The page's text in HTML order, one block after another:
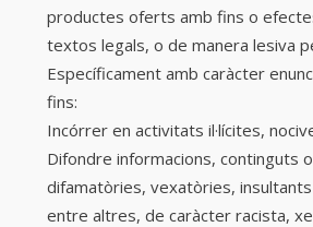
productes oferts amb fins o
textos legals, o de manera lesiva
Específicament amb caràcter
fins:
Incórrer en activitats il·lícites,
Difondre informacions, continguts
difamatòries, vexatòries,
entre altres, de caràcter racista,